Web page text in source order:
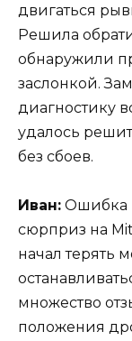
двигаться
Решила
обнаружили
заслонкой.
диагностику
удалось
без сбоев.
Иван: Ошибка
сюрприз на
начал терять
множество
положения